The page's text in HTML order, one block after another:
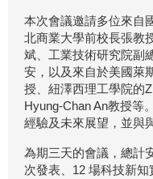
本次會議邀請多位來自
北商業大學前校長張教
斌、工業技術研究院副
安，以及來自於美國萊
授、紐澤西理工學院的
Hyung-Chan An教授等
經驗及未來展望，並與
為期三天的會議，總計
次發表、12 場科技新